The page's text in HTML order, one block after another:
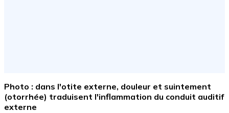
Photo : dans l'otite externe, douleur et suintement
(otorrhée) traduisent l'inflammation du conduit auditif
externe